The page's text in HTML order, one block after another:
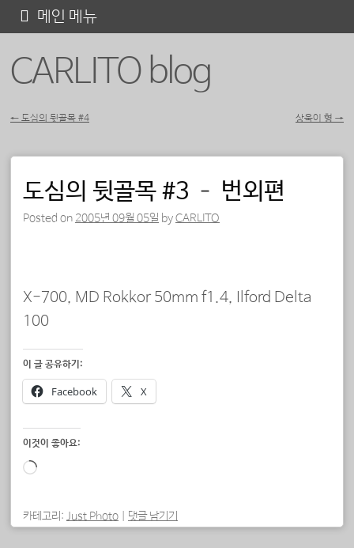
CARLITO blog
메인 메뉴
텐
← 도심의 뒷골목 #4 상욱이 형 →
도심의 뒷골목 #3 – 번외편
Posted on 2005년 09월 05일 byCARLITO
X-700, MD Rokkor 50mm f1.4, Ilford Delta
100
이 글 공유하기:
Facebook X
이것이 좋아요:
로
중...
카테고리: Just Photo 댓글 남기기